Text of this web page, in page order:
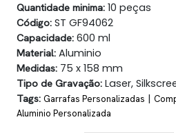
Quantidade minima: 10 peças
Código: ST GF94062
Capacidade: 600 ml
Material: Aluminio
Medidas: 75 x 158 mm
Tipo de Gravação: Laser,
Tags: Garrafas Personalizadas |
Aluminio Personalizada